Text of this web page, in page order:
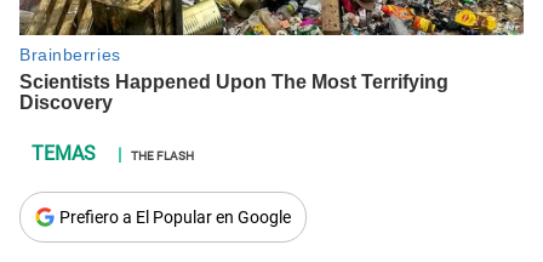
THE FLASH
Prefiero a El Popular en Google